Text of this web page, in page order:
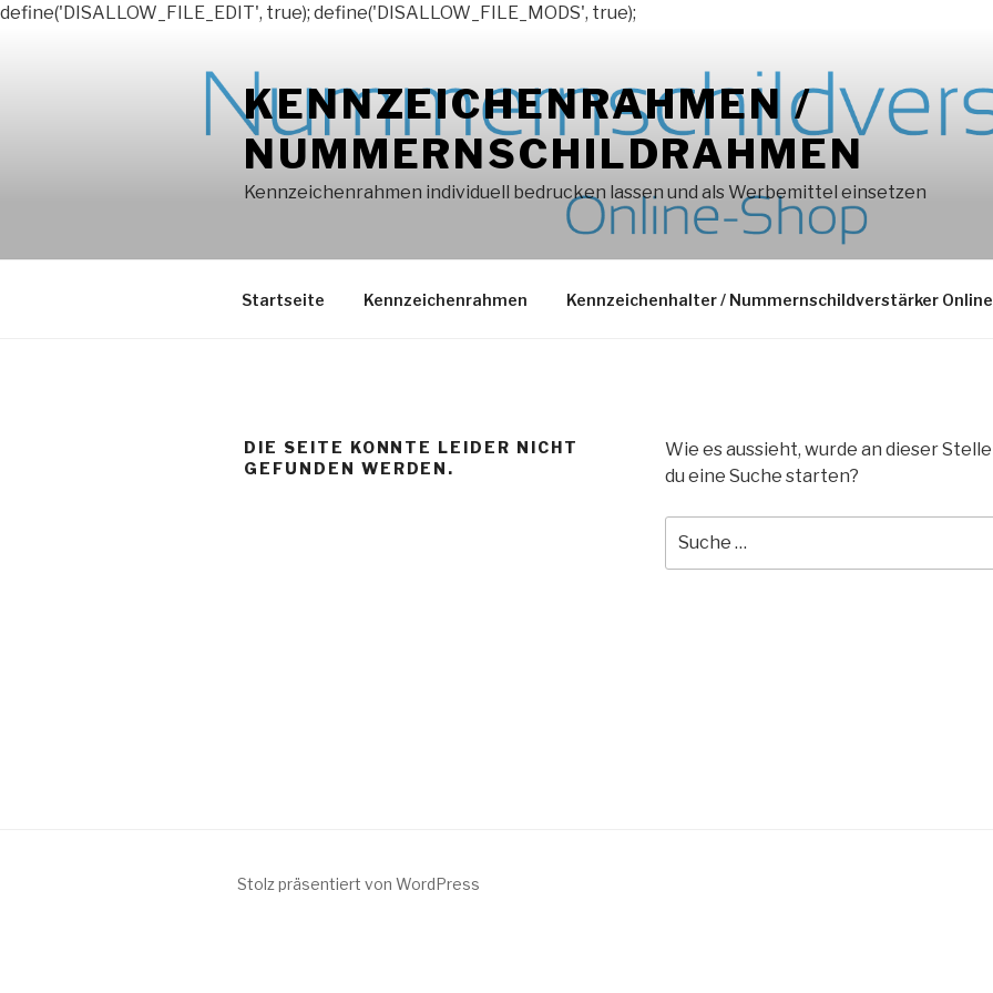
define('DISALLOW_FILE_EDIT', true); define('DISALLOW_FILE_MODS', true);
KENNZEICHENRAHMEN /
NUMMERNSCHILDRAHMEN
Kennzeichenrahmen individuell bedrucken lassen und als Werbemittel einsetzen
Startseite Kennzeichenrahmen Kennzeichenhalter / Nummernschildverstärker
DIE SEITE KONNTE LEIDER NICHT
GEFUNDEN WERDEN.
Wie es aussieht, wurde an dieser
du eine Suche starten?
nach:
Stolz präsentiert von WordPress